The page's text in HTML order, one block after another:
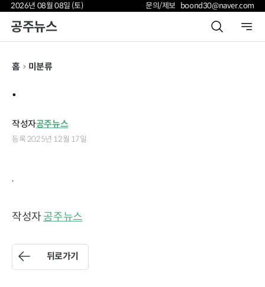
2026년 08월 08일 (토) 문의/제보 boond30@naver.com
공주뉴스
홈 미분류
.
작성자공주뉴스
등록 2025년 12월 17일
.
작성자 공주뉴스
뒤로가기